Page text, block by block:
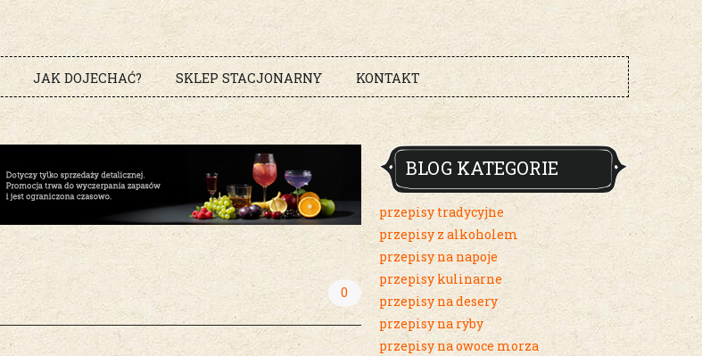
JAK DOJECHAĆ? SKLEP STACJONARNY KONTAKT
0
BLOG KATEGORIE
przepisy tradycyjne
przepisy z alkoholem
przepisy na napoje
przepisy kulinarne
przepisy na desery
przepisy na ryby
przepisy na owoce morza